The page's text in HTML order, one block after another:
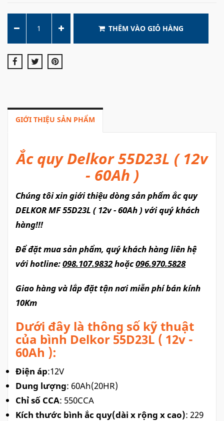
THÊM VÀO GIỎ HÀNG
GIỚI THIỆU SẢN PHẨM
Ắc quy Delkor 55D23L ( 12v
- 60Ah )
Chúng tôi xin giới thiệu dòng sản phẩm ắc quy
DELKOR MF 55D23L ( 12v - 60Ah ) với quý khách
hàng!!!
Để đặt mua sản phẩm, quý khách hàng liên hệ
với hotline:098.107.9832hoặc096.970.5828
Giao hàng và lắp đặt tận nơi miễn phí bán kính
10Km
Dưới đây là thông số kỹ thuật
của bình Delkor 55D23L ( 12v -
60Ah ):
Điện áp:12V
Dung lượng: 60Ah(20HR)
Chỉ số CCA: 550CCA
Kích thước bình ắc quy(dài x rộng x cao): 229